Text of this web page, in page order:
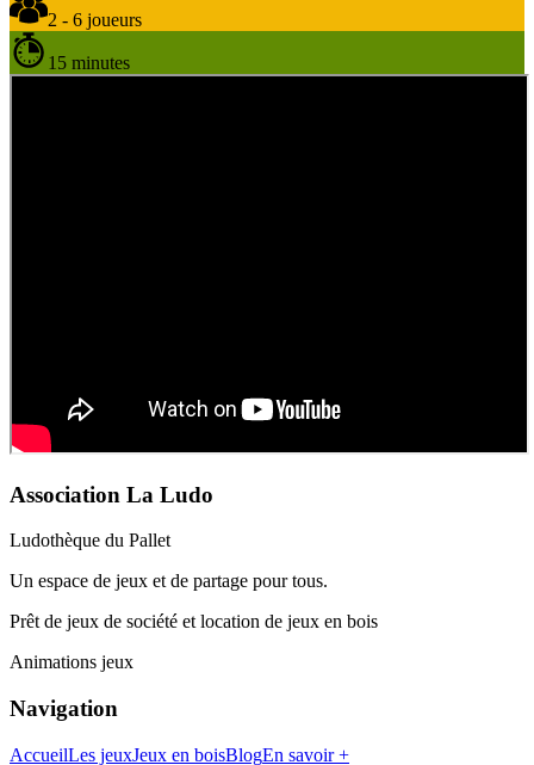
2 - 6 joueurs
15 minutes
Association La Ludo
Ludothèque du Pallet
Un espace de jeux et de partage pour tous.
Prêt de jeux de société et location de jeux en bois
Animations jeux
Navigation
AccueilLes jeuxJeux en boisBlogEn savoir +